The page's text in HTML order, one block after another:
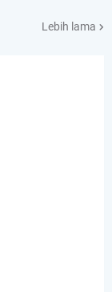
Lebih lama